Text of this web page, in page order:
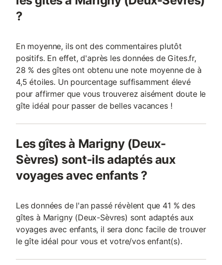
?
En moyenne, ils ont des commentaires plutôt
positifs. En effet, d'après les données de Gites.fr,
28 % des gîtes ont obtenu une note moyenne de à
4,5 étoiles. Un pourcentage suffisamment élevé
pour affirmer que vous trouverez aisément doute le
gîte idéal pour passer de belles vacances !
Les gîtes à Marigny (Deux-
Sèvres) sont-ils adaptés aux
voyages avec enfants ?
Les données de l'an passé révèlent que 41 % des
gîtes à Marigny (Deux-Sèvres) sont adaptés aux
voyages avec enfants, il sera donc facile de trouver
le gîte idéal pour vous et votre/vos enfant(s).